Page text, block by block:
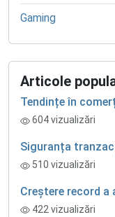
Gaming
Articole
Tendințe în
604 vizualizări
Siguranța
510 vizualizări
Creștere record a
422 vizualizări